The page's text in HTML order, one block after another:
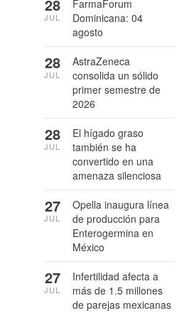
FarmaForum
Dominicana: 04
agosto
28
JUL
AstraZeneca
consolida un sólido
primer semestre de
2026
28
JUL
El hígado graso
también se ha
convertido en una
amenaza silenciosa
28
JUL
Opella inaugura línea
de producción para
Enterogermina en
México
27
JUL
Infertilidad afecta a
más de 1.5 millones
de parejas mexicanas
27
JUL